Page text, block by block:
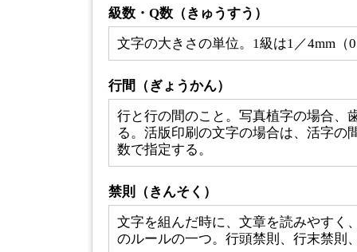
級数・Q数（きゅうすう）
文字の大きさの単位。1級は1／4mm（
行間（ぎょうかん）
行と行の間のこと。写真植字の場合、
る。活版印刷の文字の場合は、活字の
数で指定する。
禁則（きんそく）
文字を組んだ時に、文章を読みやすく
のルールの一つ。行頭禁則、行末禁則